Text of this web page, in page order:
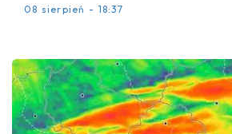
08 sierpień - 18:37